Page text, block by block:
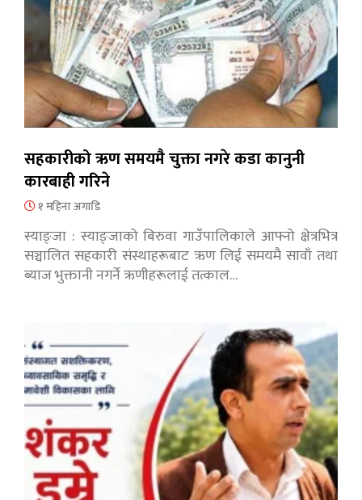
सहकारीको ऋण समयमै चुक्ता नगरे कडा कानुनी
कारबाही गरिने
१ महिना अगाडि
स्याङ्जा : स्याङ्जाको बिरुवा गाउँपालिकाले आफ्नो क्षेत्रभित्र
सञ्चालित सहकारी संस्थाहरूबाट ऋण लिई समयमै सावाँ तथा
ब्याज भुक्तानी नगर्ने ऋणीहरूलाई तत्काल…